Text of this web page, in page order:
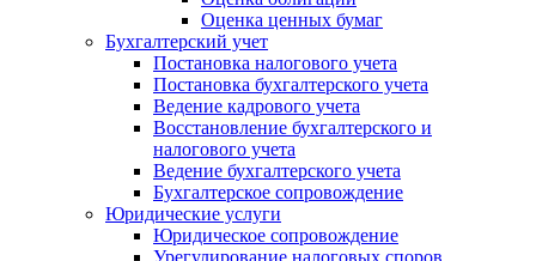
Оценка ценных бумаг
Бухгалтерский учет
Постановка налогового учета
Постановка бухгалтерского учета
Ведение кадрового учета
Восстановление бухгалтерского и
налогового учета
Ведение бухгалтерского учета
Бухгалтерское сопровождение
Юридические услуги
Юридическое сопровождение